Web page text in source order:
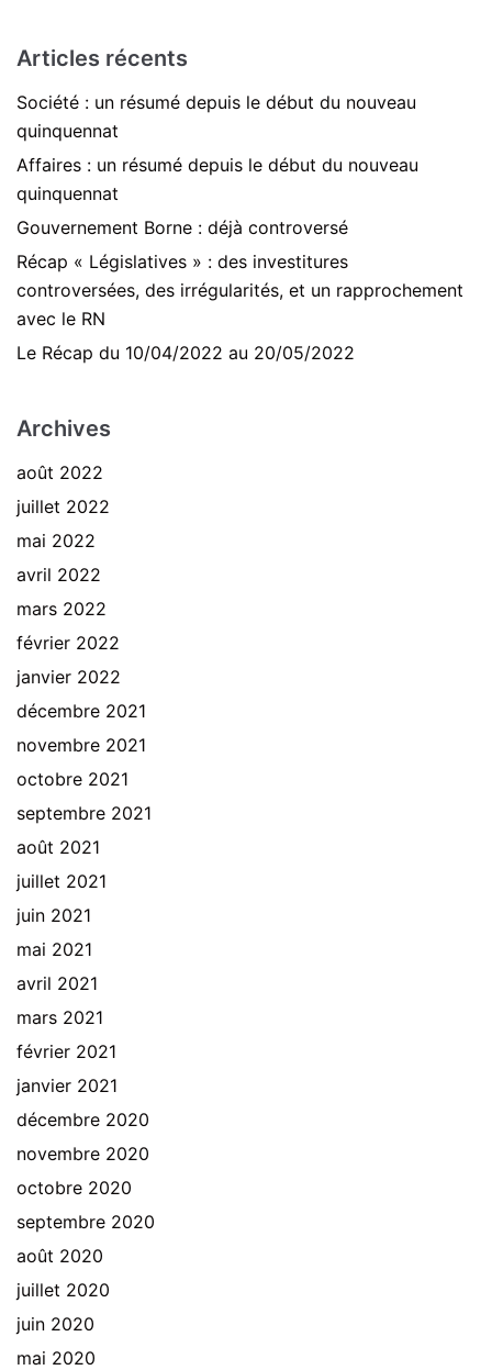
Articles récents
Société : un résumé depuis le début du nouveau
quinquennat
Affaires : un résumé depuis le début du nouveau
quinquennat
Gouvernement Borne : déjà controversé
Récap « Législatives » : des investitures
controversées, des irrégularités, et un rapprochement
avec le RN
Le Récap du 10/04/2022 au 20/05/2022
Archives
août 2022
juillet 2022
mai 2022
avril 2022
mars 2022
février 2022
janvier 2022
décembre 2021
novembre 2021
octobre 2021
septembre 2021
août 2021
juillet 2021
juin 2021
mai 2021
avril 2021
mars 2021
février 2021
janvier 2021
décembre 2020
novembre 2020
octobre 2020
septembre 2020
août 2020
juillet 2020
juin 2020
mai 2020